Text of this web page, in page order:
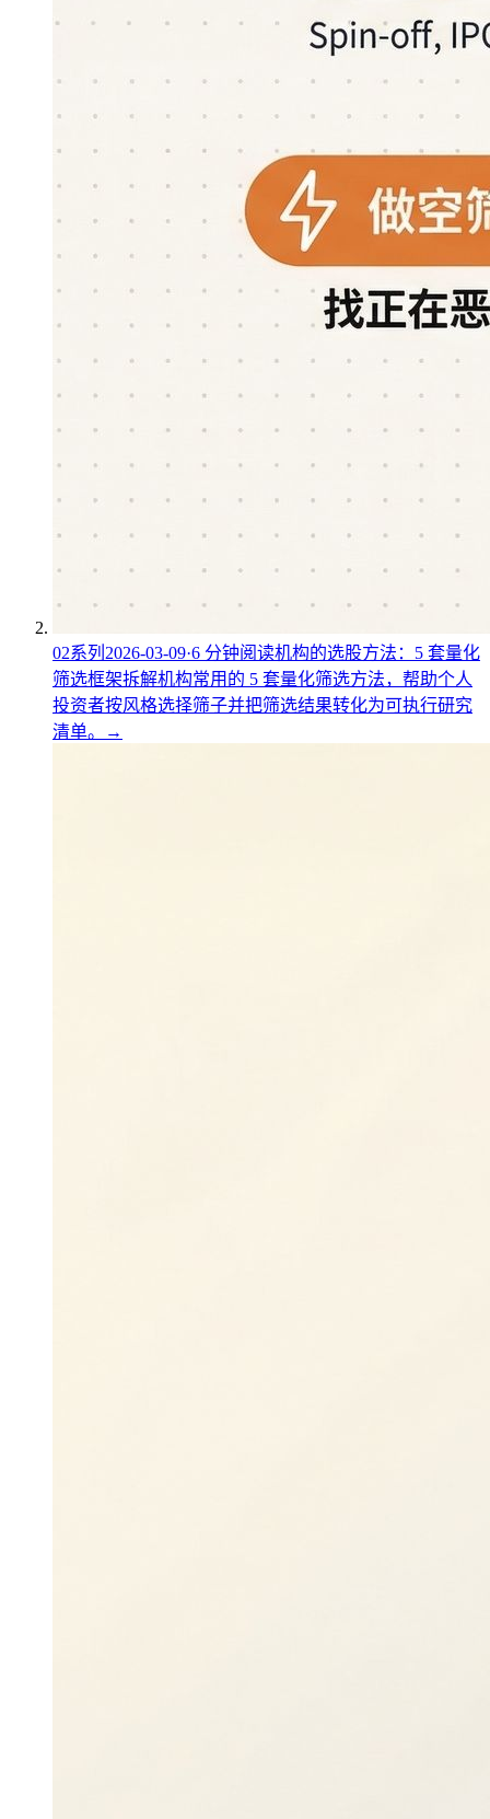
02系列 2026-03-09·6 分钟阅读机构的选股方法：5 套量化
筛选框架拆解机构常用的 5 套量化筛选方法，帮助个人
投资者按风格选择筛子并把筛选结果转化为可执行研究
清单。
→